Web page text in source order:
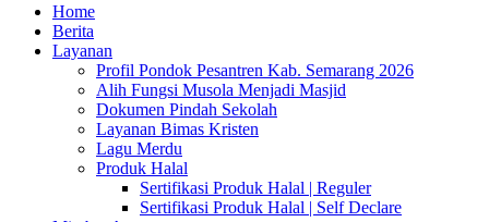
Home
Berita
Layanan
Profil Pondok Pesantren Kab. Semarang 2026
Alih Fungsi Musola Menjadi Masjid
Dokumen Pindah Sekolah
Layanan Bimas Kristen
Lagu Merdu
Produk Halal
Sertifikasi Produk Halal | Reguler
Sertifikasi Produk Halal | Self Declare